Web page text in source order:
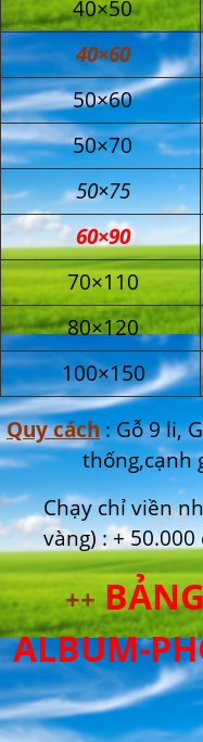
40×50
40×60
50×60
50×70
50×75
60×90
70×110
80×120
100×150
Quy cách: Gỗ 9 li,
thống,cạnh
Chạy chỉ viền
vàng) : + 50.000
++
ALBUM-